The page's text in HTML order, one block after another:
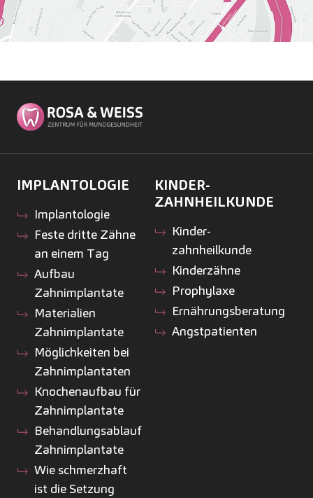
IMPLANTOLOGIE
Implantologie
Feste dritte Zähne
an einem Tag
Aufbau
Zahnimplantate
Materialien
Zahnimplantate
Möglichkeiten bei
Zahnimplantaten
Knochenaufbau für
Zahnimplantate
Behandlungsablauf
Zahnimplantate
Wie schmerzhaft
ist die Setzung
KINDER­
ZAHNHEILKUNDE
Kinder­
zahnheilkunde
Kinderzähne
Prophylaxe
Ernährungsberatung
Angstpatienten